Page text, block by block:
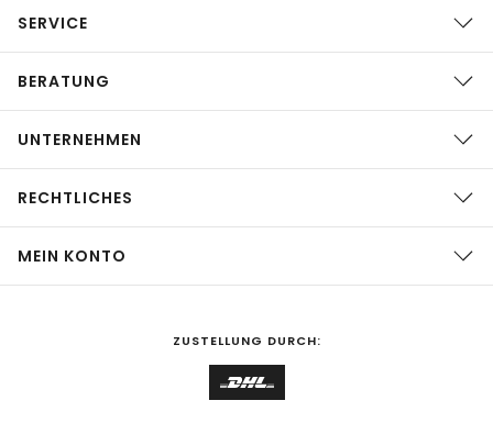
SERVICE
BERATUNG
UNTERNEHMEN
RECHTLICHES
MEIN KONTO
ZUSTELLUNG DURCH: